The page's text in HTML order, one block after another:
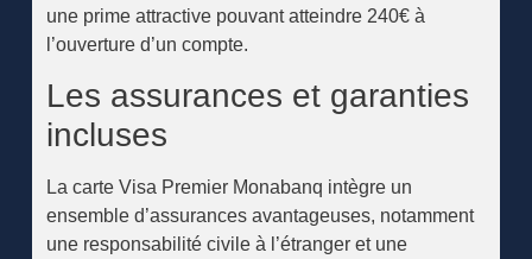
une prime attractive pouvant atteindre 240€ à
l’ouverture d’un compte.
Les assurances et garanties
incluses
La carte Visa Premier Monabanq intègre un
ensemble d’assurances avantageuses, notamment
une responsabilité civile à l’étranger et une